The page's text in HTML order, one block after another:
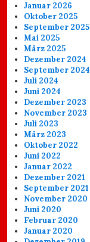
Januar 2026
Oktober 2025
September 2025
Mai 2025
März 2025
Dezember 2024
September 2024
Juli 2024
Juni 2024
Dezember 2023
November 2023
Juli 2023
März 2023
Oktober 2022
Juni 2022
Januar 2022
Dezember 2021
September 2021
November 2020
Juni 2020
Februar 2020
Januar 2020